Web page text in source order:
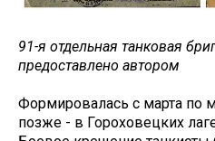
91-я отдельная танковая
предоставлено автором
Формировалась с марта по
позже - в Гороховецких